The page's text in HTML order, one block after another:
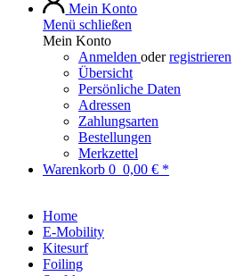
Mein Konto
Menü schließen
Mein Konto
Anmelden oderregistrieren
Übersicht
Persönliche Daten
Adressen
Zahlungsarten
Bestellungen
Merkzettel
Warenkorb 0 0,00 € *
Home
E-Mobility
Kitesurf
Foiling